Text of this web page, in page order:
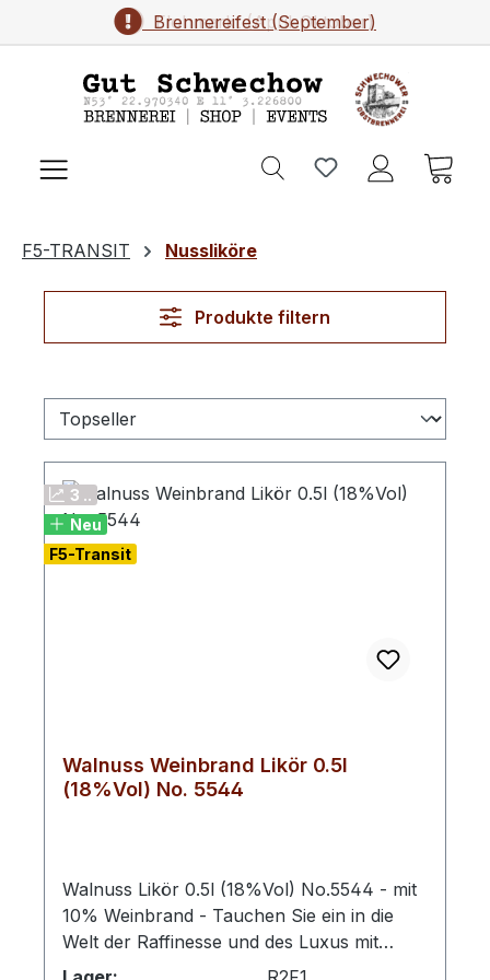
Zum Hauptinhalt springenFlohmarkt (April-Oktober)
Brennereifest (September)
F5-TRANSIT Nussliköre
Produkte filtern
3 ..
Neu
F5-Transit
Walnuss Weinbrand Likör 0.5l
(18%Vol) No. 5544
Walnuss Likör 0.5l (18%Vol) No.5544 - mit
10% Weinbrand - Tauchen Sie ein in die
Welt der Raffinesse und des Luxus mit
unserem exklusiven Weinbrand-veredelten